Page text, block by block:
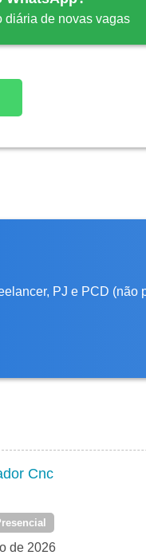
diária de novas vagas
PJ e PCD (não
Cnc
de 2026